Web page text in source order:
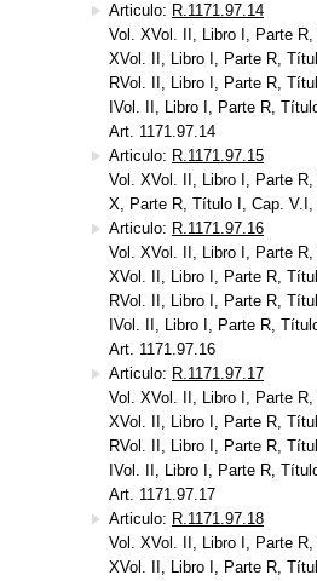
Articulo: R.1171.97.14
Vol. XVol. II, Libro I, Parte
XVol. II, Libro I, Parte R,
RVol. II, Libro I, Parte R,
IVol. II, Libro I, Parte R,
Art. 1171.97.14
Articulo: R.1171.97.15
Vol. XVol. II, Libro I, Parte
X, Parte R, Título I, Cap. V.I,
Articulo: R.1171.97.16
Vol. XVol. II, Libro I, Parte
XVol. II, Libro I, Parte R,
RVol. II, Libro I, Parte R,
IVol. II, Libro I, Parte R,
Art. 1171.97.16
Articulo: R.1171.97.17
Vol. XVol. II, Libro I, Parte
XVol. II, Libro I, Parte R,
RVol. II, Libro I, Parte R,
IVol. II, Libro I, Parte R,
Art. 1171.97.17
Articulo: R.1171.97.18
Vol. XVol. II, Libro I, Parte
XVol. II, Libro I, Parte R,